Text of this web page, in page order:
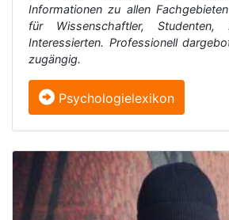
Informationen zu allen
für Wissenschaftler,
Interessierten. Professionell
zugängig.
Psychologielexikon